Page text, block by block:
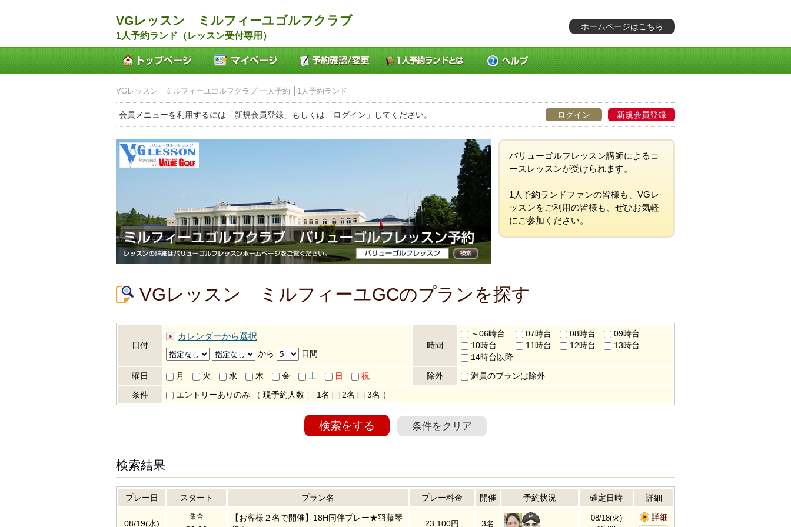
VGレッスン ミルフィーユゴルフクラブ
1人予約ランド（レッスン受付専用）
ホームページはこちら
VGレッスン ミルフィーユゴルフクラブ 一人予約 │1人予約ランド
会員メニューを利用するには「新規会員登録」もしくは「ログイン」してください。 新規会員登録
ログイン
バリューゴルフレッスン講師によるコ
ースレッスンが受けられます。
1人予約ランドファンの皆様も、VGレ
ッスンをご利用の皆様も、ぜひお気軽
にご参加ください。
VGレッスン ミルフィーユGCのプランを探す
日付
カレンダーから選択
から
日間
時間
～06時台 07時台 08時台
09時台
10時台
11時台 12時台
13時台
14時台以降
曜日
月 火 水 木 金 土 日 祝 除外
満員のプランは除外
条件
エントリーありのみ （ 現予約人数 1名 2名 3名 ）
検索をする 条件をクリア
検索結果
プレー日 スタート プラン名 プレー料金 開催 予約状況 確定日時 詳細
08/19(水)
集合
【お客様２名で開催】18H同伴プレー★羽藤琴
23,100円 3名
08/18(火)
詳細